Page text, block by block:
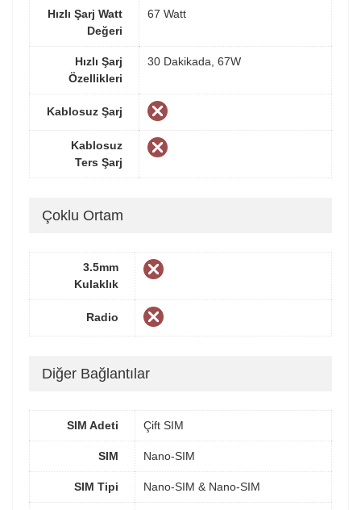
Hızlı Şarj Watt
Değeri
67 Watt
Hızlı Şarj
Özellikleri
30 Dakikada, 67W
Kablosuz Şarj
Kablosuz
Ters Şarj
Çoklu Ortam
3.5mm
Kulaklık
Radio
Diğer Bağlantılar
SIM Adeti Çift SIM
SIM Nano-SIM
SIM Tipi Nano-SIM & Nano-SIM